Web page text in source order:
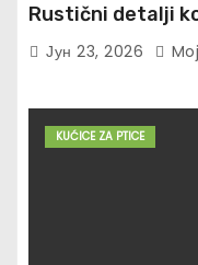
Rustični detalji
Јун 23, 2026
KUĆICE ZA PTICE